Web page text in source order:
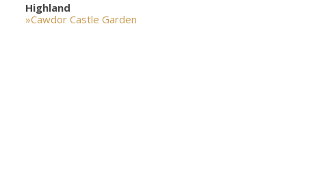
Highland
»Cawdor Castle Garden